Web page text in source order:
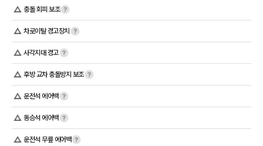
충돌 회피 보조
차로이탈 경고장치
사각지대 경고
후방 교차 충돌방지 보조
운전석 에어백
동승석 에어백
운전석 무릎 에어백